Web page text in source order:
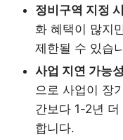
정비구역 지정
화 혜택이 많지
제한될 수 있습
사업 지연 가능
으로 사업이 장
간보다 1-2년
합니다.